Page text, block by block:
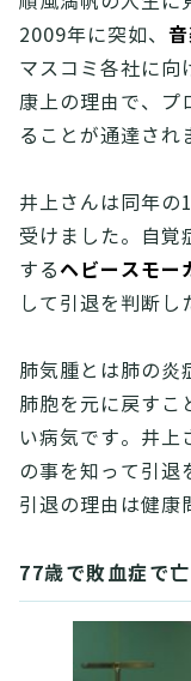
2009年に突如、
マスコミ各社に向
康上の理由で、プ
ることが通達され
井上さんは同年の
受けました。自覚
する ヘビースモー
して引退を判断し
肺気腫とは肺の炎
肺胞を元に戻すこ
い病気です。井上
の事を知って引退
引退の理由は健康
77歳で敗血症で